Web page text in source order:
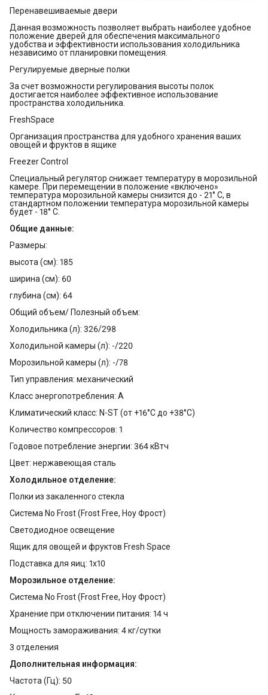
Перенавешиваемые двери
Данная возможность позволяет выбрать наиболее удобное
положение дверей для обеспечения максимального
удобства и эффективности использования холодильника
независимо от планировки помещения.
Регулируемые дверные полки
За счет возможности регулирования высоты полок
достигается наиболее эффективное использование
пространства холодильника.
FreshSpace
Организация пространства для удобного хранения ваших
овощей и фруктов в ящике
Freezer Control
Специальный регулятор снижает температуру в морозильной
камере. При перемещении в положение «включено»
температура морозильной камеры снизится до - 21° С, в
стандартном положении температура морозильной камеры
будет - 18° С.
Общие данные:
Размеры:
высота (см): 185
ширина (см): 60
глубина (см): 64
Общий объем/ Полезный объем:
Холодильника (л): 326/298
Холодильной камеры (л): -/220
Морозильной камеры (л): -/78
Тип управления: механический
Класс энергопотребления: A
Климатический класс: N-ST (от +16°С до +38°С)
Количество компрессоров: 1
Годовое потребление энергии: 364 кВтч
Цвет: нержавеющая сталь
Холодильное отделение:
Полки из закаленного стекла
Система No Frost (Frost Free, Ноу Фрост)
Светодиодное освещение
Ящик для овощей и фруктов Fresh Space
Подставка для яиц: 1x10
Морозильное отделение:
Система No Frost (Frost Free, Ноу Фрост)
Хранение при отключении питания: 14 ч
Мощность замораживания: 4 кг/сутки
3 отделения
Дополнительная информация:
Частота (Гц): 50